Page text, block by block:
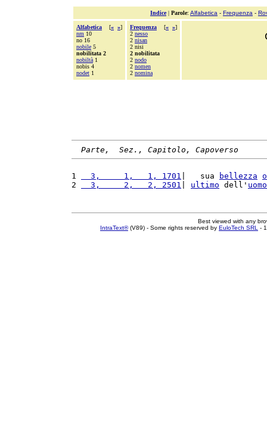
Indice| Parole: Alfabetica - Frequenza -
Alfabetica [« »]
nm 10
no 16
nobile 5
nobilitata 2
nobiltà 1
nobis 4
nodet 1
Frequenza [« »]
2 nesso
2 nisan
2 nisi
2 nobilitata
2 nodo
2 nomen
2 nomina
Parte,  Sez., Capitolo, Capoverso
1
  3,     1,   1, 1701
|   sua bellezza
2
  3,     2,   2, 2501
ultimo dell' uomo
Best viewed with any
IntraText®(V89) - Some rights reserved by EuloTech SRL -